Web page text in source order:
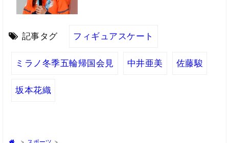
記事タグ フィギュアスケート
ミラノ冬季五輪帰国会見 中井亜美 佐藤駿
坂本花織